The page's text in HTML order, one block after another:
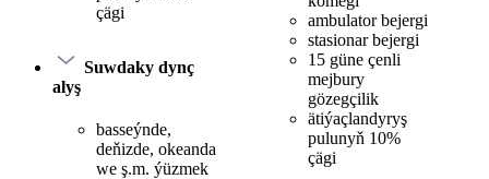
çägi
Suwdaky dynç
alyş
basseýnde,
deňizde, okeanda
we ş.m. ýüzmek
ambulator bejergi
stasionar bejergi
15 güne çenli
mejbury
gözegçilik
ätiýaçlandyryş
pulunyň 10%
çägi